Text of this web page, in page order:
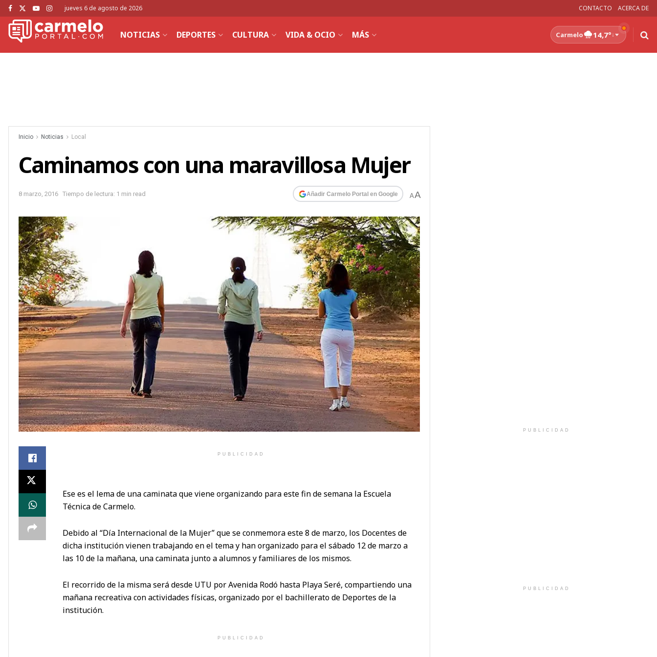
jueves 6 de agosto de 2026 CONTACTO ACERCA DE
NOTICIAS DEPORTES CULTURA VIDA & OCIO MÁS Carmelo 14,7°↓
Inicio Noticias Local
Caminamos con una maravillosa Mujer
8 marzo, 2016 Tiempo de lectura: 1 min read Añadir Carmelo Portal en Google AA
PUBLICIDAD
Ese es el lema de una caminata que viene organizando para este fin de semana la Escuela
Técnica de Carmelo.
Debido al “Día Internacional de la Mujer” que se conmemora este 8 de marzo, los Docentes de
dicha institución vienen trabajando en el tema y han organizado para el sábado 12 de marzo a
las 10 de la mañana, una caminata junto a alumnos y familiares de los mismos.
El recorrido de la misma será desde UTU por Avenida Rodó hasta Playa Seré, compartiendo una
mañana recreativa con actividades físicas, organizado por el bachillerato de Deportes de la
institución.
PUBLICIDAD
PUBLICIDAD
PUBLICIDAD